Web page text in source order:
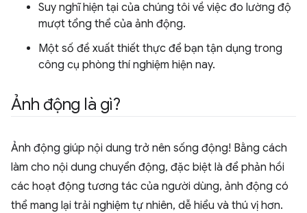
Suy nghĩ hiện tại của chúng tôi về việc đo lường độ
mượt tổng thể của ảnh động.
Một số đề xuất thiết thực để bạn tận dụng trong
công cụ phòng thí nghiệm hiện nay.
Ảnh động là gì?
Ảnh động giúp nội dung trở nên sống động! Bằng cách
làm cho nội dung chuyển động, đặc biệt là để phản hồi
các hoạt động tương tác của người dùng, ảnh động có
thể mang lại trải nghiệm tự nhiên, dễ hiểu và thú vị hơn.